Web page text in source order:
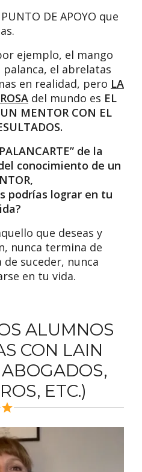
DE APOYO que
ejemplo, el mango
el abrelatas
en realidad, pero LA
del mundo es EL
MENTOR CON EL
de la
conocimiento de un
podrías lograr en tu
que deseas y
nunca termina de
suceder, nunca
en tu vida.
ALUMNOS
CON LAIN
ETC.)